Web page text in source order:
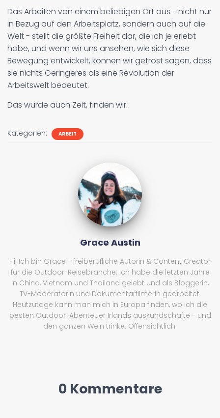
Das Arbeiten von einem beliebigen Ort aus - nicht nur
in Bezug auf den Arbeitsplatz, sondern auch auf die
Welt - stellt die größte Freiheit dar, die ich je erlebt
habe, und wenn wir uns ansehen, wie sich diese
Bewegung entwickelt, können wir getrost sagen, dass
sie nichts Geringeres als eine Revolution der
Arbeitswelt bedeutet.
Das wurde auch Zeit, finden wir.
Kategorien: ARBEIT
Grace Austin
Hi! Ich bin Grace - freiberufliche Autorin & Content Creator
für die Outdoor-Reisebranche. Ich habe die letzten Jahre
in China, Vietnam und Thailand gelebt und als Bloggerin,
TV-Moderatorin und Dokumentarfilmerin gearbeitet.
Heutzutage kann man mich in Europa finden, wo ich die
besten Outdoor-Abenteuer Irlands auskundschafte - und
den ganzen Wein trinke. Offensichtlich.
0 Kommentare